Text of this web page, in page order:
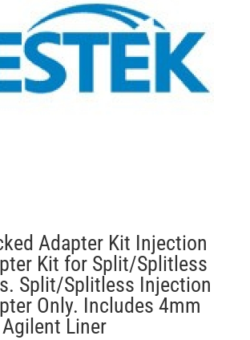
Adapter Kit Injection
Kit for Split/Splitless
Split/Splitless Injection
Only. Includes 4mm
Liner